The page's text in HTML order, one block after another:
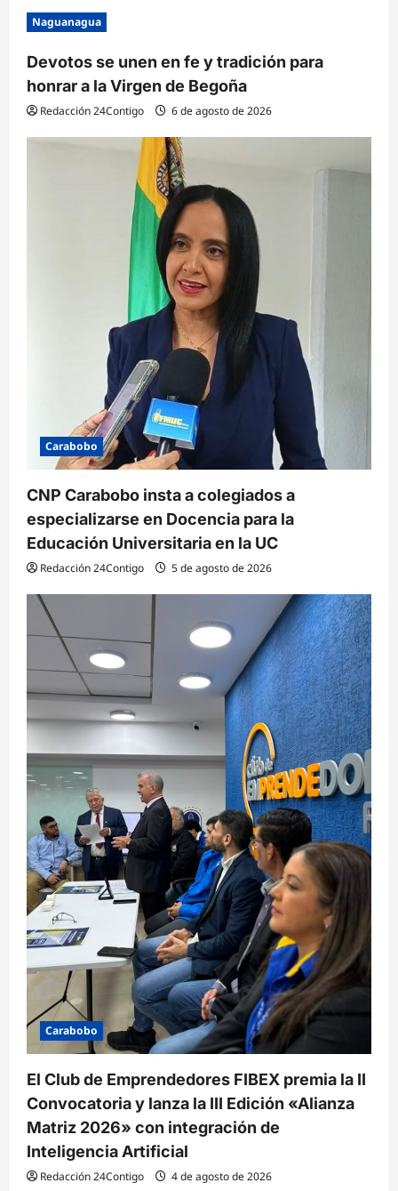
Naguanagua
Devotos se unen en fe y tradición para
honrar a la Virgen de Begoña
Redacción 24Contigo 6 de agosto de 2026
Carabobo
CNP Carabobo insta a colegiados a
especializarse en Docencia para la
Educación Universitaria en la UC
Redacción 24Contigo 5 de agosto de 2026
Carabobo
El Club de Emprendedores FIBEX premia la II
Convocatoria y lanza la III Edición «Alianza
Matriz 2026» con integración de
Inteligencia Artificial
Redacción 24Contigo 4 de agosto de 2026